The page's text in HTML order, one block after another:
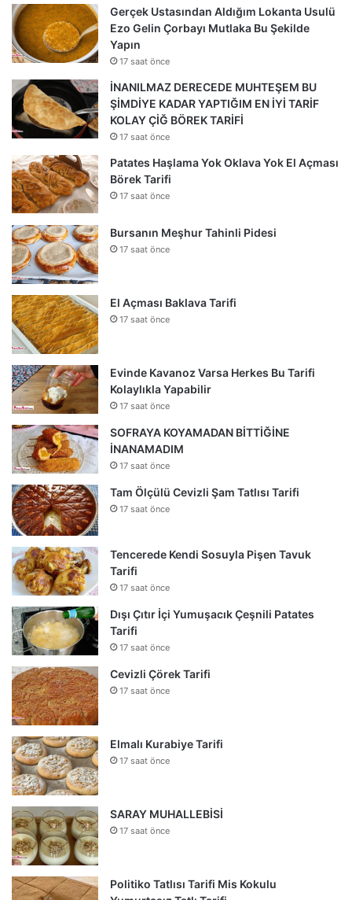
Gerçek Ustasından Aldığım Lokanta Usulü
Ezo Gelin Çorbayı Mutlaka Bu Şekilde
Yapın
17 saat önce
İNANILMAZ DERECEDE MUHTEŞEM BU
ŞİMDİYE KADAR YAPTIĞIM EN İYİ TARİF
KOLAY ÇİĞ BÖREK TARİFİ
17 saat önce
Patates Haşlama Yok Oklava Yok El Açması
Börek Tarifi
17 saat önce
Bursanın Meşhur Tahinli Pidesi
17 saat önce
El Açması Baklava Tarifi
17 saat önce
Evinde Kavanoz Varsa Herkes Bu Tarifi
Kolaylıkla Yapabilir
17 saat önce
SOFRAYA KOYAMADAN BİTTİĞİNE
İNANAMADIM
17 saat önce
Tam Ölçülü Cevizli Şam Tatlısı Tarifi
17 saat önce
Tencerede Kendi Sosuyla Pişen Tavuk
Tarifi
17 saat önce
Dışı Çıtır İçi Yumuşacık Çeşnili Patates
Tarifi
17 saat önce
Cevizli Çörek Tarifi
17 saat önce
Elmalı Kurabiye Tarifi
17 saat önce
SARAY MUHALLEBİSİ
17 saat önce
Politiko Tatlısı Tarifi Mis Kokulu